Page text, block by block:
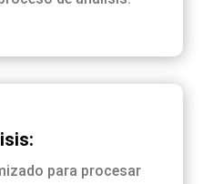
para procesar